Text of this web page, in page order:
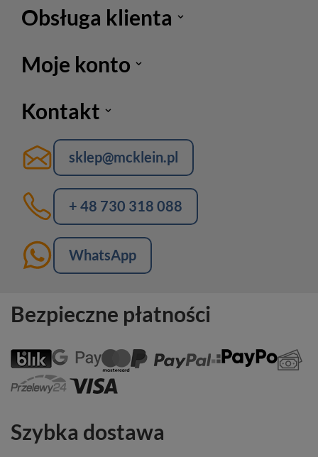
Obsługa klienta
Moje konto
Kontakt
sklep@mcklein.pl
+ 48 730 318 088
WhatsApp
Bezpieczne płatności
Szybka dostawa